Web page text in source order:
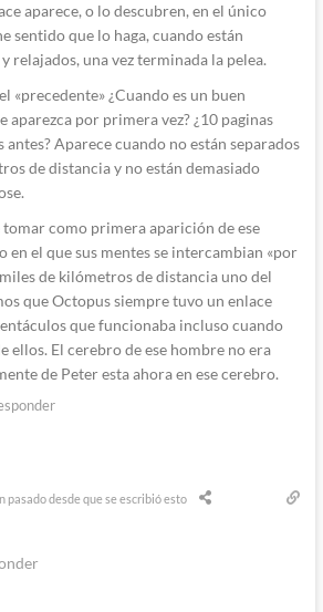
aparece, o lo descubren, en el único
sentido que lo haga, cuando están
relajados, una vez terminada la pelea.
«precedente» ¿Cuando es un buen
aparezca por primera vez? ¿10 paginas
antes? Aparece cuando no están separados
de distancia y no están demasiado
tomar como primera aparición de ese
en el que sus mentes se intercambian «por
de kilómetros de distancia uno del
que Octopus siempre tuvo un enlace
que funcionaba incluso cuando
ellos. El cerebro de ese hombre no era
de Peter esta ahora en ese cerebro.
pasado desde que se escribió esto